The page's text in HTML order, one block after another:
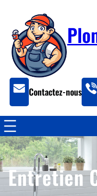
Contactez-nous
Entretien